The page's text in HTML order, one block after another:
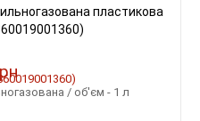
пластикова
/ об'єм - 1 л